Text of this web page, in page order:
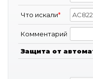
Что искали*
Комментарий
Защита от